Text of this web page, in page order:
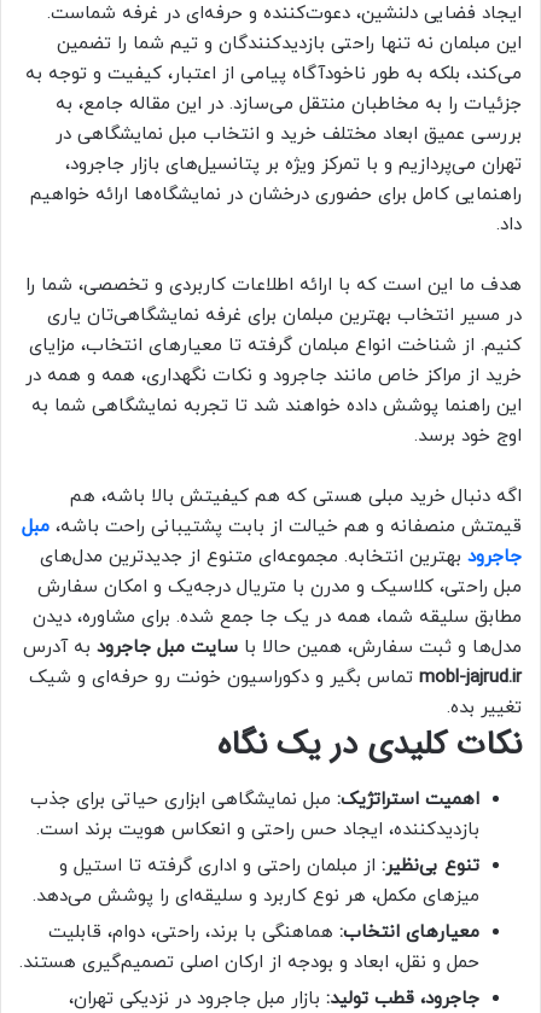
ایجاد فضایی دلنشین، دعوت‌کننده و حرفه‌ای در غرفه شماست.
این مبلمان نه تنها راحتی بازدیدکنندگان و تیم شما را تضمین
می‌کند، بلکه به طور ناخودآگاه پیامی از اعتبار، کیفیت و توجه به
جزئیات را به مخاطبان منتقل می‌سازد. در این مقاله جامع، به
بررسی عمیق ابعاد مختلف خرید و انتخاب مبل نمایشگاهی در
تهران می‌پردازیم و با تمرکز ویژه بر پتانسیل‌های بازار جاجرود،
راهنمایی کامل برای حضوری درخشان در نمایشگاه‌ها ارائه خواهیم
داد.
هدف ما این است که با ارائه اطلاعات کاربردی و تخصصی، شما را
در مسیر انتخاب بهترین مبلمان برای غرفه نمایشگاهی‌تان یاری
کنیم. از شناخت انواع مبلمان گرفته تا معیارهای انتخاب، مزایای
خرید از مراکز خاص مانند جاجرود و نکات نگهداری، همه و همه در
این راهنما پوشش داده خواهند شد تا تجربه نمایشگاهی شما به
اوج خود برسد.
اگه دنبال خرید مبلی هستی که هم کیفیتش بالا باشه، هم
قیمتش منصفانه و هم خیالت از بابت پشتیبانی راحت باشه، مبل
جاجرود بهترین انتخابه. مجموعه‌ای متنوع از جدیدترین مدل‌های
مبل راحتی، کلاسیک و مدرن با متریال درجه‌یک و امکان سفارش
مطابق سلیقه شما، همه در یک جا جمع شده. برای مشاوره، دیدن
مدل‌ها و ثبت سفارش، همین حالا با سایت مبل جاجرود به آدرس
mobl-jajrud.ir تماس بگیر و دکوراسیون خونت رو حرفه‌ای و شیک
تغییر بده.
نکات کلیدی در یک نگاه
اهمیت استراتژیک: مبل نمایشگاهی ابزاری حیاتی برای جذب
بازدیدکننده، ایجاد حس راحتی و انعکاس هویت برند است.
تنوع بی‌نظیر: از مبلمان راحتی و اداری گرفته تا استیل و
میزهای مکمل، هر نوع کاربرد و سلیقه‌ای را پوشش می‌دهد.
معیارهای انتخاب: هماهنگی با برند، راحتی، دوام، قابلیت
حمل و نقل، ابعاد و بودجه از ارکان اصلی تصمیم‌گیری هستند.
جاجرود، قطب تولید: بازار مبل جاجرود در نزدیکی تهران،